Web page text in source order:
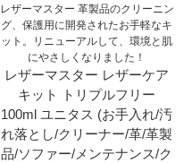
レザーマスター 革製品のクリーニン
グ、保護用に開発されたお手軽なキ
ット。リニューアルして、環境と肌
にやさしくなりました！
レザーマスター レザーケア
キット トリプルフリー
100ml ユニタス (お手入れ/汚
れ落とし/クリーナー/革/革製
品/ソファー/メンテナンス/ク